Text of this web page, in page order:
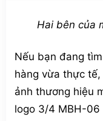
Hai bên của
Nếu bạn đang
hàng vừa thực
ảnh thương hiệu
logo 3/4 MBH-06